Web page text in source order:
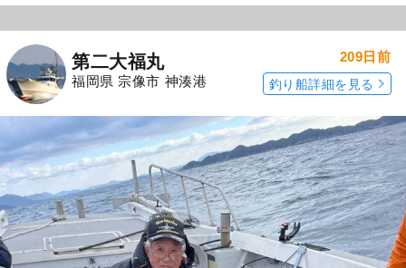
第二大福丸
福岡県 宗像市 神湊港
209日前
釣り船詳細を見る